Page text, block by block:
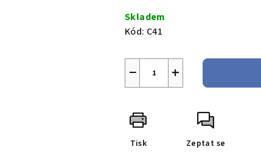
cena:
Skladem
Kód: C41
+
−
Tisk Zeptat se